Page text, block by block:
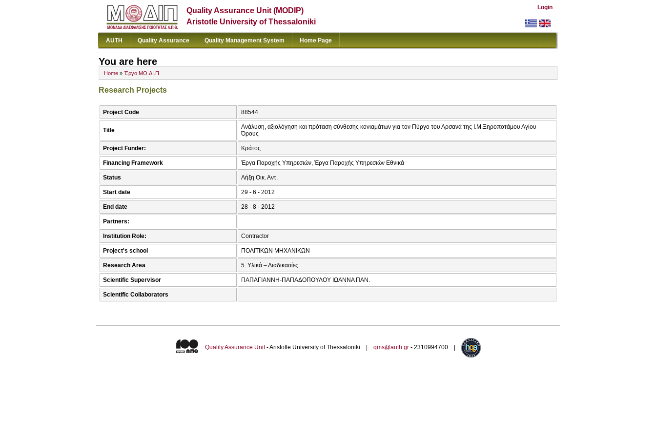
Quality Assurance Unit (MODIP)
Aristotle University of Thessaloniki
Login
AUTH Quality Assurance Quality Management System Home Page
You are here
Home » Έργο ΜΟ.ΔΙ.Π.
Research Projects
Project Code 88544
Title
Ανάλυση, αξιολόγηση και πρόταση σύνθεσης κονιαμάτων για τον Πύργο του Αρσανά της Ι.Μ.Ξηροποτάμου Αγίου
Όρους
Project Funder: Κράτος
Financing Framework Έργα Παροχής Υπηρεσιών, Έργα Παροχής Υπηρεσιών Εθνικά
Status Λήξη Οικ. Αντ.
Start date 29 - 6 - 2012
End date 28 - 8 - 2012
Partners:
Institution Role: Contractor
Project's school ΠΟΛΙΤΙΚΩΝ ΜΗΧΑΝΙΚΩΝ
Research Area 5. Υλικά – Διαδικασίες
Scientific Supervisor ΠΑΠΑΓΙΑΝΝΗ-ΠΑΠΑΔΟΠΟΥΛΟΥ ΙΩΑΝΝΑ ΠΑΝ.
Scientific Collaborators
Quality Assurance Unit- Aristotle University of Thessaloniki | qms@auth.gr- 2310994700 |